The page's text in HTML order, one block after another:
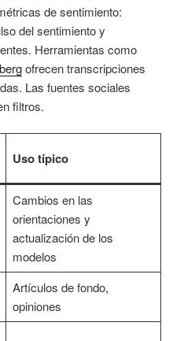
de sentimiento:
del sentimiento y
Herramientas como
ofrecen transcripciones
Las fuentes sociales
filtros.
Uso típico
Cambios en las
orientaciones y
actualización de los
modelos
Artículos de fondo,
opiniones